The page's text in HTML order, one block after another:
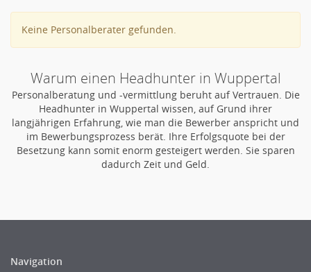
Strategisches Marketing
Vertriebsmarketing
Human Resources
Personal Leitung, Teamleitung
rec2rec
Recruiting, Personalmarketing
Notariat
Personaldienstleistungen
Pharmaindustrie
Recht
Textilien & Bekleidung
Transport & Logistik
Unternehmensberatung
Versicherungen
Naturwissenschaften & Forschung
Keine Personalberater gefunden.
Warum einen Headhunter in Wuppertal
Personalberatung und -vermittlung beruht auf Vertrauen. Die
Headhunter in Wuppertal wissen, auf Grund ihrer
langjährigen Erfahrung, wie man die Bewerber anspricht und
im Bewerbungsprozess berät. Ihre Erfolgsquote bei der
Besetzung kann somit enorm gesteigert werden. Sie sparen
dadurch Zeit und Geld.
Navigation